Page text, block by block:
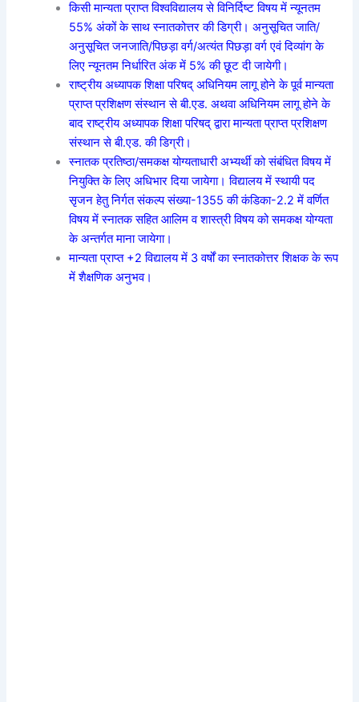
किसी मान्यता प्राप्त विश्वविद्यालय से विनिर्दिष्ट विषय में न्यूनतम
55% अंकों के साथ स्नातकोत्तर की डिग्री। अनुसूचित जाति/
अनुसूचित जनजाति/पिछड़ा वर्ग/अत्यंत पिछड़ा वर्ग एवं दिव्यांग के
लिए न्यूनतम निर्धारित अंक में 5% की छूट दी जायेगी।
राष्ट्रीय अध्यापक शिक्षा परिषद् अधिनियम लागू होने के पूर्व मान्यता
प्राप्त प्रशिक्षण संस्थान से बी.एड. अथवा अधिनियम लागू होने के
बाद राष्ट्रीय अध्यापक शिक्षा परिषद् द्वारा मान्यता प्राप्त प्रशिक्षण
संस्थान से बी.एड. की डिग्री।
स्नातक प्रतिष्ठा/समकक्ष योग्यताधारी अभ्यर्थी को संबंधित विषय में
नियुक्ति के लिए अधिभार दिया जायेगा। विद्यालय में स्थायी पद
सृजन हेतु निर्गत संकल्प संख्या-1355 की कंडिका-2.2 में वर्णित
विषय में स्नातक सहित आलिम व शास्त्री विषय को समकक्ष योग्यता
के अन्तर्गत माना जायेगा।
मान्यता प्राप्त +2 विद्यालय में 3 वर्षों का स्नातकोत्तर शिक्षक के रूप
में शैक्षणिक अनुभव।